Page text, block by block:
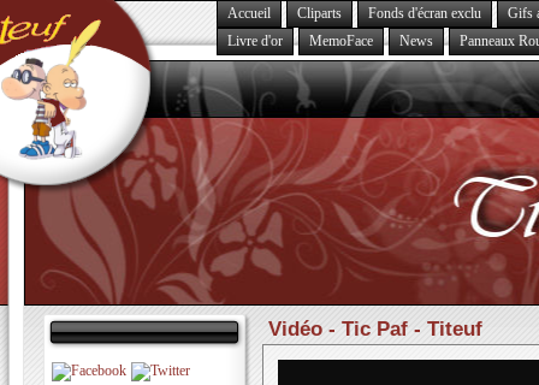
Accueil Cliparts Fonds d'écran exclu
Gifs
Livre d'or
MemoFace News Panneaux
Vidéo - Tic Paf - Titeuf